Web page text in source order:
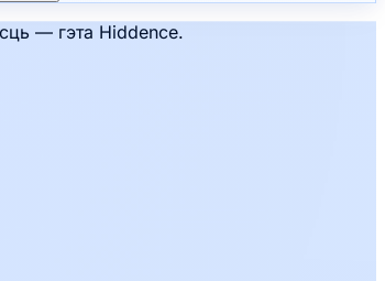
— гэта Hiddence.